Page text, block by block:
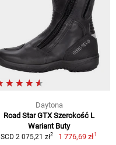
Daytona
Road Star GTX Szerokość L
Wariant Buty
SCD 2 075,21 zł2 1 776,69 zł1